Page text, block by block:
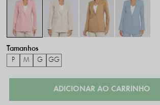
P M G GG